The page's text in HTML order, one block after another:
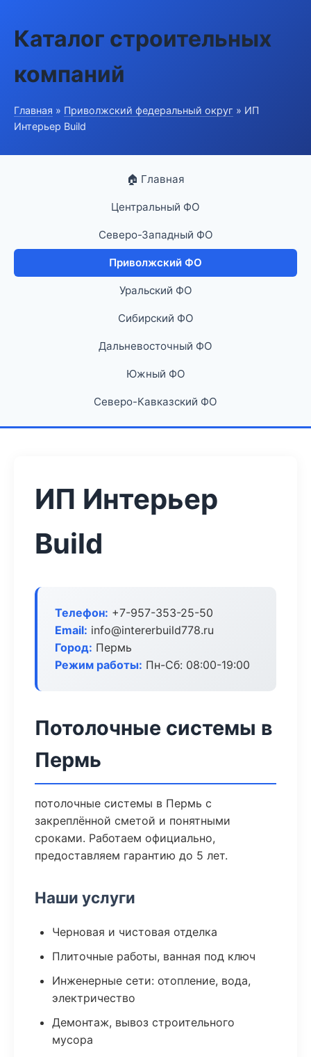
Каталог строительных
компаний
Главная » Приволжский федеральный округ » ИП
Интерьер Build
🏠 Главная
Центральный ФО
Северо-Западный ФО
Приволжский ФО
Уральский ФО
Сибирский ФО
Дальневосточный ФО
Южный ФО
Северо-Кавказский ФО
ИП Интерьер
Build
Телефон: +7-957-353-25-50
Email: info@intererbuild778.ru
Город: Пермь
Режим работы: Пн-Сб: 08:00-19:00
Потолочные системы в
Пермь
потолочные системы в Пермь с
закреплённой сметой и понятными
сроками. Работаем официально,
предоставляем гарантию до 5 лет.
Наши услуги
Черновая и чистовая отделка
Плиточные работы, ванная под ключ
Инженерные сети: отопление, вода,
электричество
Демонтаж, вывоз строительного
мусора